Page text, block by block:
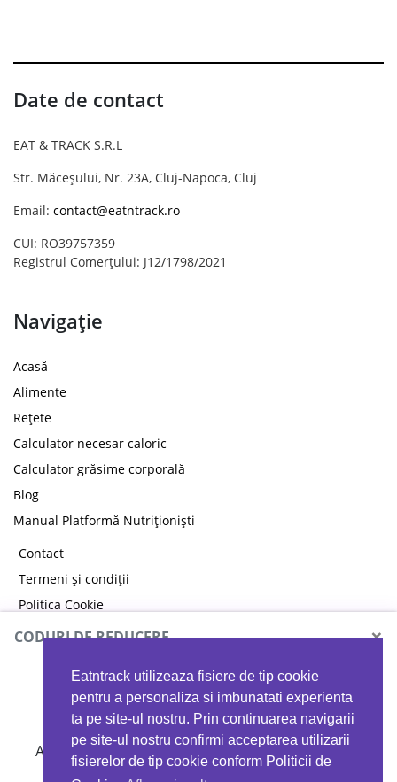
Eatntrack utilizeaza fisiere de tip cookie
pentru a personaliza si imbunatati experienta
ta pe site-ul nostru. Prin continuarea navigarii
pe site-ul nostru confirmi acceptarea utilizarii
fisierelor de tip cookie conform Politicii de
Date de contact
EAT & TRACK S.R.L
Str. Măceșului, Nr. 23A, Cluj-Napoca, Cluj
Email: contact@eatntrack.ro
CUI: RO39757359
Registrul Comerțului: J12/1798/2021
Navigație
Acasă
Alimente
Rețete
Calculator necesar caloric
Calculator grăsime corporală
Blog
Manual Platformă Nutriționiști
Contact
Termeni și condiții
Politica Cookie
Politica de confidențialitate
CODURI DE REDUCERE ×
MYPROTEIN
Ai 40%reducere la orice comandă folosind codul
EATTRACK